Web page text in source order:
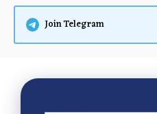
Join Telegram